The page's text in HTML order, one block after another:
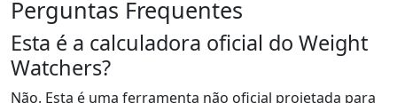
Perguntas Frequentes
Esta é a calculadora oficial do Weight
Watchers?
Não. Esta é uma ferramenta não oficial projetada para